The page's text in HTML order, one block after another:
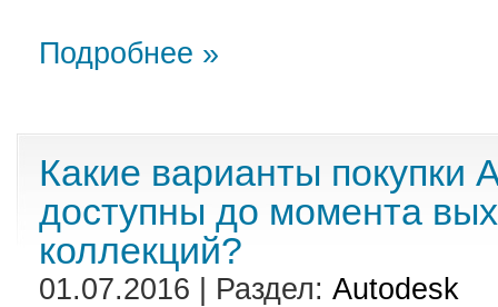
Подробнее »
Какие варианты покупки
доступны до момента
коллекций?
01.07.2016 | Раздел: Autodesk